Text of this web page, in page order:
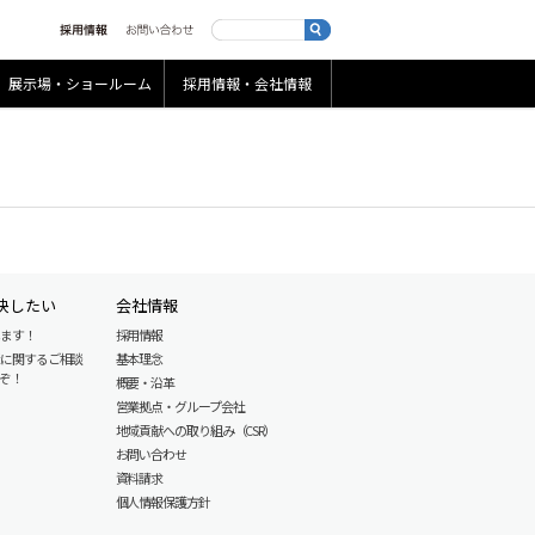
展示場・ショールーム 採用情報・会社情報
したい
す！
関するご相談
！
会社情報
採用情報
基本理念
概要・沿革
営業拠点・グループ会社
地域貢献への取り組み（CSR）
お問い合わせ
資料請求
個人情報保護方針